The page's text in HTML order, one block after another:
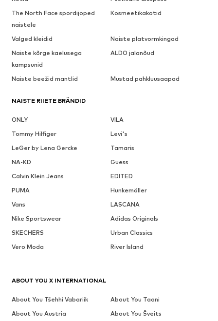
The North Face spordijoped
naistele
Kosmeetikakotid
Valged kleidid
Naiste platvormkingad
Naiste kõrge kaelusega
kampsunid
ALDO jalanõud
Naiste beežid mantlid Mustad pahkluusaapad
NAISTE RIIETE BRÄNDID
ONLY
VILA
Tommy Hilfiger
Levi's
LeGer by Lena Gercke
Tamaris
NA-KD
Guess
Calvin Klein Jeans
EDITED
PUMA
Hunkemöller
Vans
LASCANA
Nike Sportswear
Adidas Originals
SKECHERS
Urban Classics
Vero Moda
River Island
ABOUT YOU X INTERNATIONAL
About You Tšehhi Vabariik
About You Taani
About You Austria
About You Šveits